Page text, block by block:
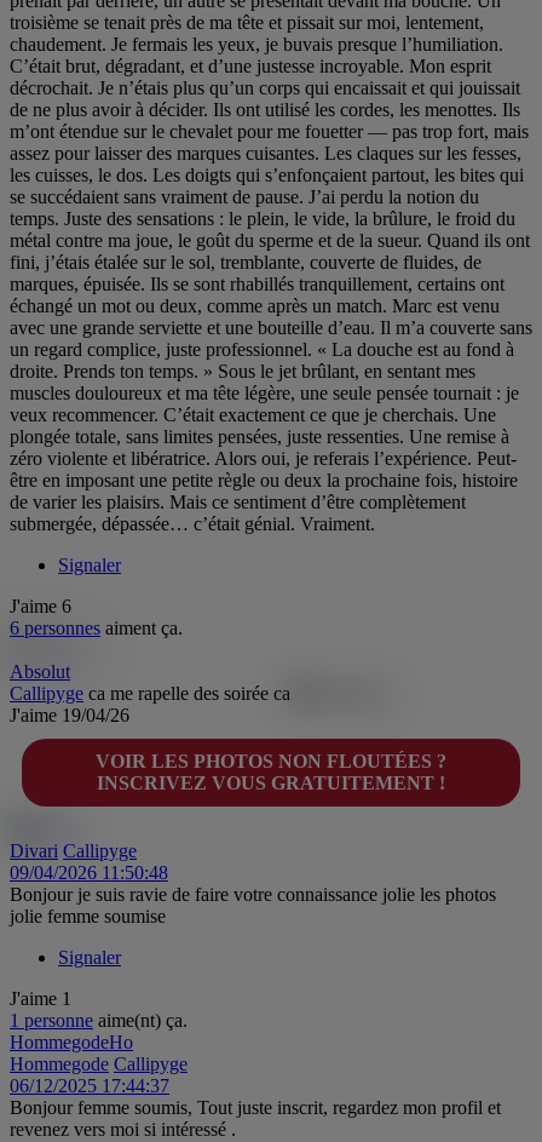
troisième se tenait près de ma tête et pissait sur moi, lentement,
chaudement. Je fermais les yeux, je buvais presque l’humiliation.
C’était brut, dégradant, et d’une justesse incroyable. Mon esprit
décrochait. Je n’étais plus qu’un corps qui encaissait et qui jouissait
de ne plus avoir à décider. Ils ont utilisé les cordes, les menottes. Ils
m’ont étendue sur le chevalet pour me fouetter — pas trop fort, mais
assez pour laisser des marques cuisantes. Les claques sur les fesses,
les cuisses, le dos. Les doigts qui s’enfonçaient partout, les bites qui
se succédaient sans vraiment de pause. J’ai perdu la notion du
temps. Juste des sensations : le plein, le vide, la brûlure, le froid du
métal contre ma joue, le goût du sperme et de la sueur. Quand ils ont
fini, j’étais étalée sur le sol, tremblante, couverte de fluides, de
marques, épuisée. Ils se sont rhabillés tranquillement, certains ont
échangé un mot ou deux, comme après un match. Marc est venu
avec une grande serviette et une bouteille d’eau. Il m’a couverte sans
un regard complice, juste professionnel. « La douche est au fond à
droite. Prends ton temps. » Sous le jet brûlant, en sentant mes
muscles douloureux et ma tête légère, une seule pensée tournait : je
veux recommencer. C’était exactement ce que je cherchais. Une
plongée totale, sans limites pensées, juste ressenties. Une remise à
zéro violente et libératrice. Alors oui, je referais l’expérience. Peut-
être en imposant une petite règle ou deux la prochaine fois, histoire
de varier les plaisirs. Mais ce sentiment d’être complètement
submergée, dépassée… c’était génial. Vraiment.
Signaler
J'aime 6
6 personnes aiment ça.
Absolut
Callipyge ca me rapelle des soirée ca
J'aime 19/04/26
VOIR LES PHOTOS NON FLOUTÉES ?
INSCRIVEZ VOUS GRATUITEMENT !
Divari Callipyge
09/04/2026 11:50:48
Bonjour je suis ravie de faire votre connaissance jolie les photos
jolie femme soumise
Signaler
J'aime 1
1 personne aime(nt) ça.
HommegodeHo
Hommegode Callipyge
06/12/2025 17:44:37
Bonjour femme soumis, Tout juste inscrit, regardez mon profil et
revenez vers moi si intéressé .